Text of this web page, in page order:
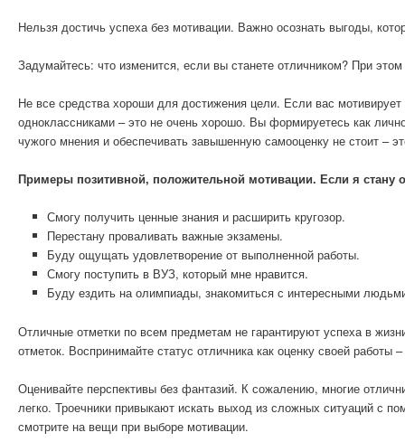
Нельзя достичь успеха без мотивации. Важно осознать выгоды,
Задумайтесь: что изменится, если вы станете отличником? При
Не все средства хороши для достижения цели. Если вас
одноклассниками – это не очень хорошо. Вы формируетесь как
чужого мнения и обеспечивать завышенную самооценку не стоит –
Примеры позитивной, положительной мотивации. Если я стану
Смогу получить ценные знания и расширить кругозор.
Перестану проваливать важные экзамены.
Буду ощущать удовлетворение от выполненной работы.
Смогу поступить в ВУЗ, который мне нравится.
Буду ездить на олимпиады, знакомиться с интересными
Отличные отметки по всем предметам не гарантируют успеха в
отметок. Воспринимайте статус отличника как оценку своей
Оценивайте перспективы без фантазий. К сожалению, многие
легко. Троечники привыкают искать выход из сложных ситуаций с
смотрите на вещи при выборе мотивации.